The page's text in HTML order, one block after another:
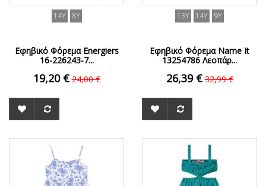
14Y 8Y
Εφηβικό Φόρεμα Energiers
16-226243-7...
19,20 € 24,00 €
13Y 14Y 9Y
Εφηβικό Φόρεμα Name It
13254786 Λεοπάρ...
26,39 € 32,99 €